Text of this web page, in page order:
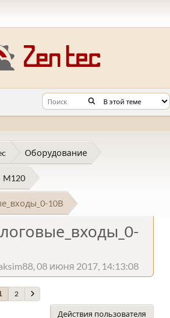
Оборудование
M120
10В
08 июня 2017, 14:13:08
2
Действия пользователя